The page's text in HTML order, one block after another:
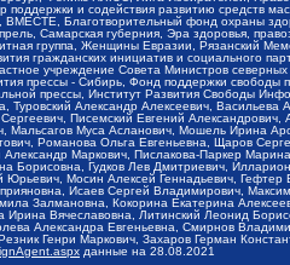
и содействия развитию средств
Благотворительный фонд охраны
Самарская губерния, Эра здоровья,
группа, Женщины Евразии, Рязанский
гражданских инициатив и социального
учреждение Совета Министров северных
прессы - Сибирь, Фонд поддержки
прессы, Институт Развития Свободы
Туровский Александр Алексеевич,
Писемский Евгений
Мальсагов Муса Асланович, Мошель Ирина
Романова Ольга Евгеньевна, Щаров
Маркович, Пислакова-Паркер
Борисовна, Гудков Лев Дмитриевич,
Мосин Алексей Геннадьевич,
Исаев Сергей Владимирович,
Залмановна, Кокорина Екатерина
Ирина Вячеславовна, Литинский Леонид
Александра Евгеньевна, Смирнов
Генри Маркович, Захаров Герман
данные на 28.08.2021